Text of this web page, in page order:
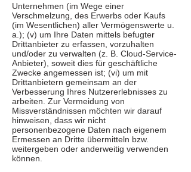
Unternehmen (im Wege einer
Verschmelzung, des Erwerbs oder Kaufs
(im Wesentlichen) aller Vermögenswerte u.
a.); (v) um Ihre Daten mittels befugter
Drittanbieter zu erfassen, vorzuhalten
und/oder zu verwalten (z. B. Cloud-Service-
Anbieter), soweit dies für geschäftliche
Zwecke angemessen ist; (vi) um mit
Drittanbietern gemeinsam an der
Verbesserung Ihres Nutzererlebnisses zu
arbeiten. Zur Vermeidung von
Missverständnissen möchten wir darauf
hinweisen, dass wir nicht
personenbezogene Daten nach eigenem
Ermessen an Dritte übermitteln bzw.
weitergeben oder anderweitig verwenden
können.